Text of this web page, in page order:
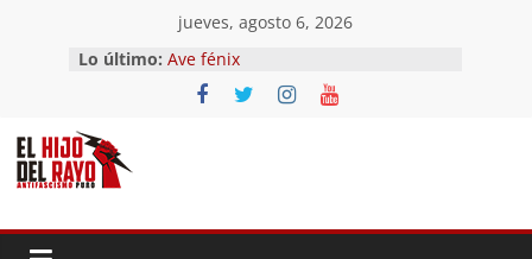
contenido
jueves, agosto 6, 2026
Lo último: Ave fénix
¿Dios no existe?
First Time